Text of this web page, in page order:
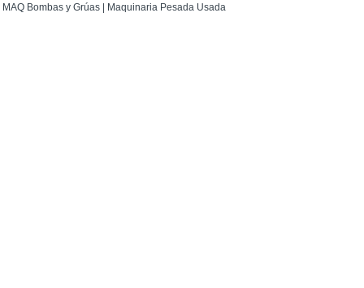
MAQ Bombas y Grúas | Maquinaria Pesada Usada